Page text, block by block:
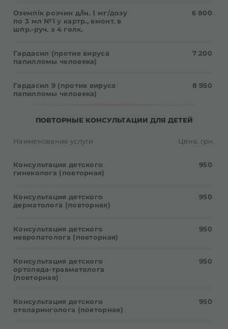
Оземпік розчин д/ін. 1 мг/дозу
по 3 мл №1 у картр., вмонт. в
шпр.-руч. з 4 голк.
6 800
Гардасил (против вируса
папилломы человека)
7 200
Гардасил 9 (против вируса
папилломы человека)
8 950
ПОВТОРНЫЕ КОНСУЛЬТАЦИИ ДЛЯ ДЕТЕЙ
Наименование услуги Цена, грн.
Консультация детского
гинеколога (повторная)
950
Консультация детского
дерматолога (повторная)
950
Консультация детского
невропатолога (повторная)
950
Консультация детского
ортопеда-травматолога
(повторная)
950
Консультация детского
отоларинголога (повторная)
950